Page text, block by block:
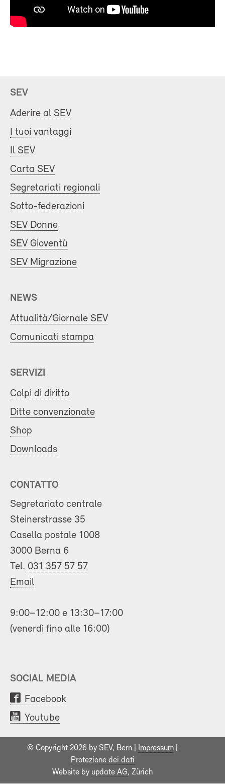
SEV
Aderire al SEV
I tuoi vantaggi
Il SEV
Carta SEV
Segretariati regionali
Sotto-federazioni
SEV Donne
SEV Gioventù
SEV Migrazione
NEWS
Attualità/Giornale SEV
Comunicati stampa
SERVIZI
Colpi di diritto
Ditte convenzionate
Shop
Downloads
CONTATTO
Segretariato centrale
Steinerstrasse 35
Casella postale 1008
3000 Berna 6
Tel. 031 357 57 57
Email
9:00–12:00 e 13:30–17:00
(venerdì fino alle 16:00)
SOCIAL MEDIA
Facebook
Youtube
© Copyright 2026 by SEV, Bern | Impressum
Protezione dei dati
Website by update AG, Zürich